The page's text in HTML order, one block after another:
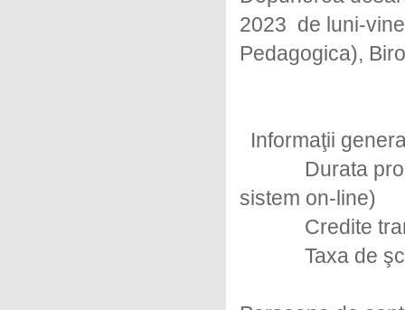
2023 de luni-
Pedagogica),
Informaţii
Durata
sistem on-line)
Credite
Taxa de